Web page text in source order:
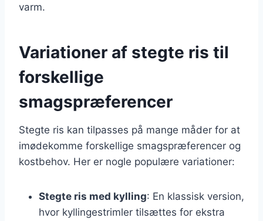
varm.
Variationer af stegte ris til
forskellige
smagspræferencer
Stegte ris kan tilpasses på mange måder for at
imødekomme forskellige smagspræferencer og
kostbehov. Her er nogle populære variationer:
Stegte ris med kylling: En klassisk version,
hvor kyllingestrimler tilsættes for ekstra